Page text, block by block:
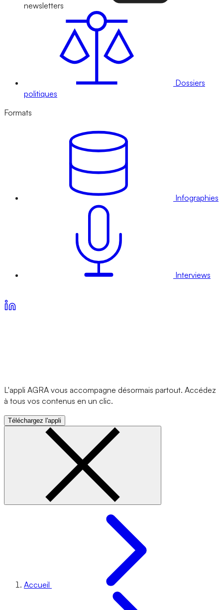
newsletters
Dossiers
politiques
Formats
Infographies
Interviews
L'appli AGRA vous accompagne désormais partout. Accédez
à tous vos contenus en un clic.
Téléchargez l'appli
Accueil